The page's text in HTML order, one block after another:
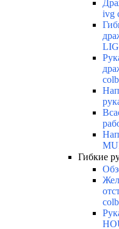
ivg
Гибкие